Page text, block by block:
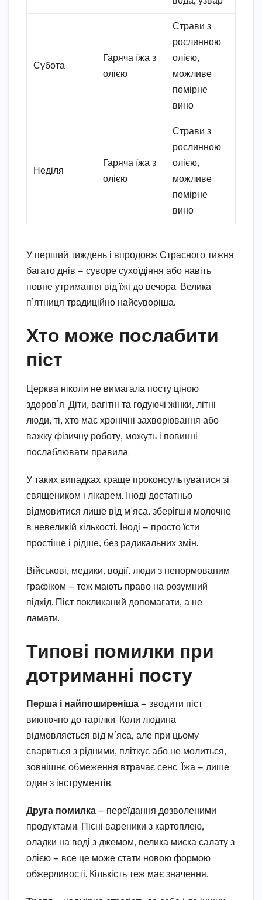
Субота
Гаряча їжа з
олією
Страви з
рослинною
олією,
можливе
помірне
вино
Неділя
Гаряча їжа з
олією
Страви з
рослинною
олією,
можливе
помірне
вино
У перший тиждень і впродовж Страсного тижня
багато днів — суворе сухоїдіння або навіть
повне утримання від їжі до вечора. Велика
п’ятниця традиційно найсуворіша.
Хто може послабити
піст
Церква ніколи не вимагала посту ціною
здоров’я. Діти, вагітні та годуючі жінки, літні
люди, ті, хто має хронічні захворювання або
важку фізичну роботу, можуть і повинні
послаблювати правила.
У таких випадках краще проконсультуватися зі
священиком і лікарем. Іноді достатньо
відмовитися лише від м’яса, зберігши молочне
в невеликій кількості. Іноді — просто їсти
простіше і рідше, без радикальних змін.
Військові, медики, водії, люди з ненормованим
графіком — теж мають право на розумний
підхід. Піст покликаний допомагати, а не
ламати.
Типові помилки при
дотриманні посту
Перша і найпоширеніша — зводити піст
виключно до тарілки. Коли людина
відмовляється від м’яса, але при цьому
свариться з рідними, пліткує або не молиться,
зовнішнє обмеження втрачає сенс. Їжа — лише
один з інструментів.
Друга помилка — переїдання дозволеними
продуктами. Пісні вареники з картоплею,
оладки на воді з джемом, велика миска салату з
олією — все це може стати новою формою
обжерливості. Кількість теж має значення.